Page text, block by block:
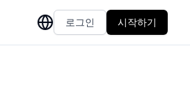
로그인 시작하기